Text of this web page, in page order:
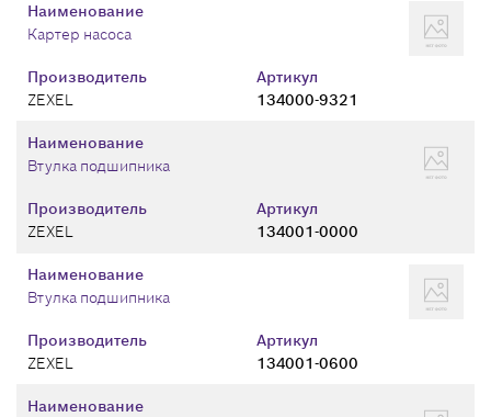
Производитель
ZEXEL
Артикул
134000-9321
Наименование
Картер насоса
Производитель
ZEXEL
Артикул
134001-0000
Наименование
Втулка подшипника
Производитель
ZEXEL
Артикул
134001-0600
Наименование
Втулка подшипника
Наименование